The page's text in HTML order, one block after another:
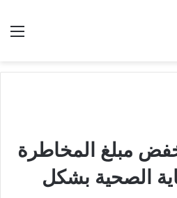
مبلغ المخاطرة
الصحية بشكل